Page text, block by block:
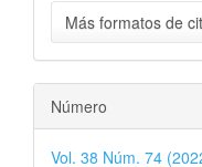
Más formatos de
Número
Vol. 38 Núm. 74